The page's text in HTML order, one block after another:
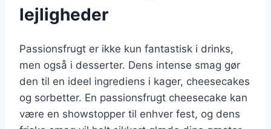
lejligheder
Passionsfrugt er ikke kun fantastisk i drinks,
men også i desserter. Dens intense smag gør
den til en ideel ingrediens i kager, cheesecakes
og sorbetter. En passionsfrugt cheesecake kan
være en showstopper til enhver fest, og dens